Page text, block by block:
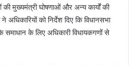
मुख्यमंत्री घोषणाओं और अन्य कार्यों की
अधिकारियों को निर्देश दिए कि विधानसभा
समाधान के लिए अधिकारी विधायकगणों से